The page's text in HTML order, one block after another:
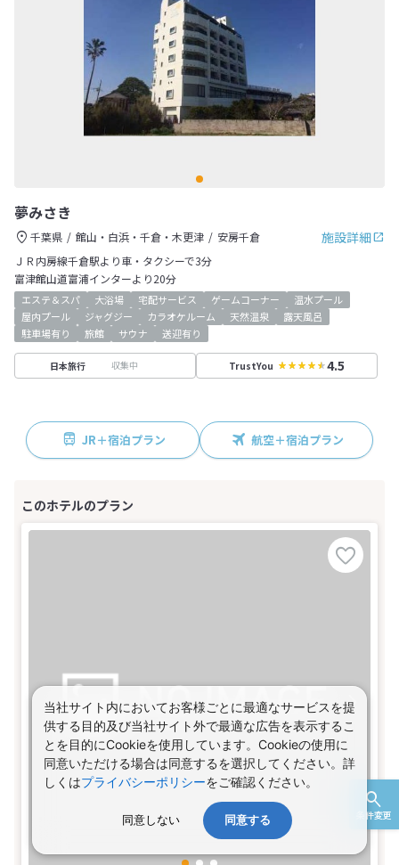
条件変更
夢みさき
施設詳細
千葉県 館山・白浜・千倉・木更津
安房千倉
ＪＲ内房線千倉駅より車・タクシーで3分
富津館山道富浦インターより20分
エステ＆スパ 大浴場 宅配サービス ゲームコーナー
温水プール
屋内プール
ジャグジー カラオケルーム 天然温泉
露天風呂
駐車場有り
旅館 サウナ 送迎有り
日本旅行 収集中 TrustYou 4.5
JR＋宿泊プラン 航空＋宿泊プラン
当社サイト内においてお客様ごとに最適なサービスを提
供する目的及び当社サイト外で最適な広告を表示するこ
とを目的にCookieを使用しています。Cookieの使用に
同意いただける場合は同意するを選択してください。詳
しくはプライバシーポリシーをご確認ください。
同意しない 同意する